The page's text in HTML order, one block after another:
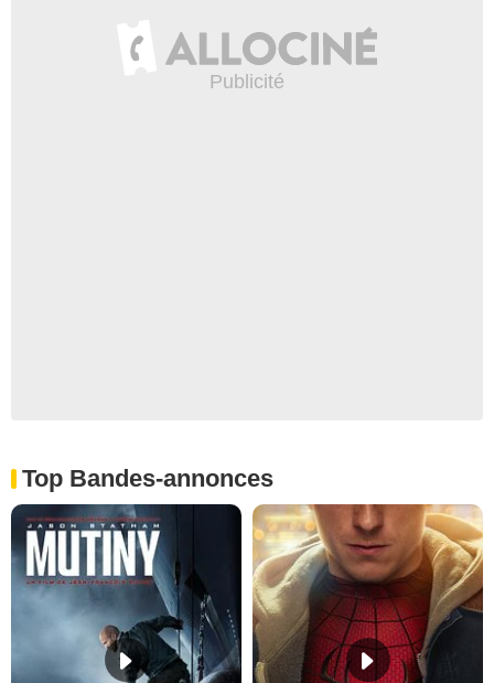
Top Bandes-annonces